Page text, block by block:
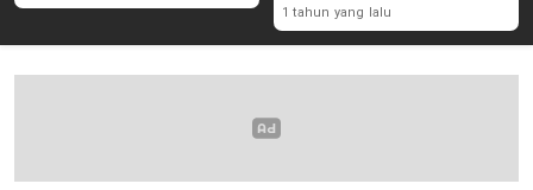
1 tahun yang lalu